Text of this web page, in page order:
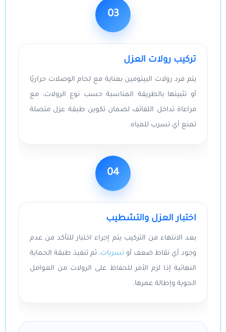
03
تركيب رولات العزل
يتم فرد رولات البيتومين بعناية مع لحام الوصلات حراريًا
أو تثبيتها بالطريقة المناسبة حسب نوع الرولات، مع
مراعاة تداخل اللفائف لضمان تكوين طبقة عزل متصلة
تمنع أي تسرب للمياه.
04
اختبار العزل والتشطيب
بعد الانتهاء من التركيب يتم إجراء اختبار للتأكد من عدم
وجود أي نقاط ضعف أو تسربات، ثم تنفيذ طبقة الحماية
النهائية إذا لزم الأمر للحفاظ على الرولات من العوامل
الجوية وإطالة عمرها.